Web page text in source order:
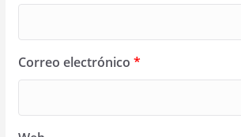
Correo electrónico *